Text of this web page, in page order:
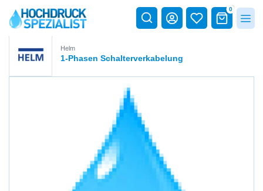
0
Helm
1-Phasen Schalterverkabelung